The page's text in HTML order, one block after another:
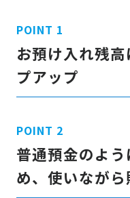
お預け入れ残
プアップ
普通預金のよ
め、使いなが